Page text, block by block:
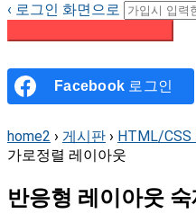
‹ 로그인 화면으로
Facebook 로그인
home2 › 게시판 › HTML/CSS
가로정렬 레이아웃
반응형 레이아웃